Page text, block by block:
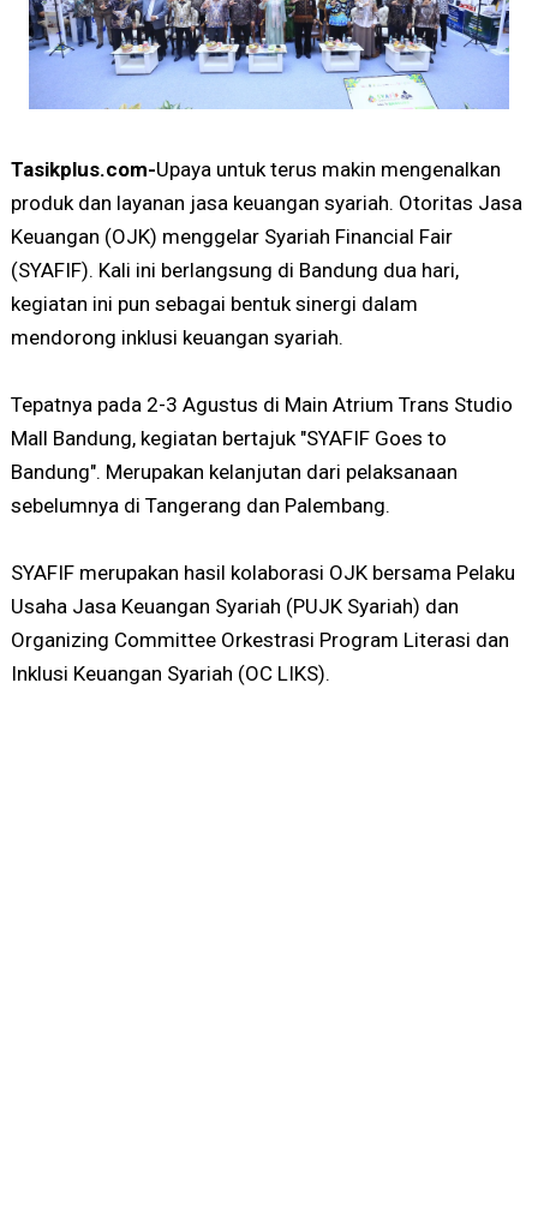
Tasikplus.com-Upaya untuk terus makin mengenalkan
produk dan layanan jasa keuangan syariah. Otoritas Jasa
Keuangan (OJK) menggelar Syariah Financial Fair
(SYAFIF). Kali ini berlangsung di Bandung dua hari,
kegiatan ini pun sebagai bentuk sinergi dalam
mendorong inklusi keuangan syariah.
Tepatnya pada 2-3 Agustus di Main Atrium Trans Studio
Mall Bandung, kegiatan bertajuk "SYAFIF Goes to
Bandung". Merupakan kelanjutan dari pelaksanaan
sebelumnya di Tangerang dan Palembang.
SYAFIF merupakan hasil kolaborasi OJK bersama Pelaku
Usaha Jasa Keuangan Syariah (PUJK Syariah) dan
Organizing Committee Orkestrasi Program Literasi dan
Inklusi Keuangan Syariah (OC LIKS).